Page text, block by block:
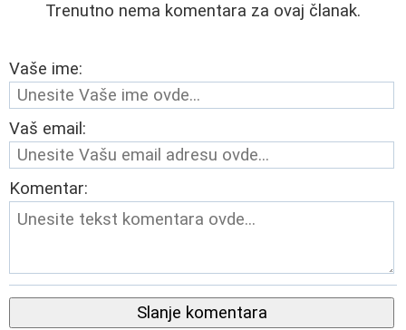
Trenutno nema komentara za ovaj članak.
Vaše ime:
Vaš email:
Komentar:
Slanje komentara